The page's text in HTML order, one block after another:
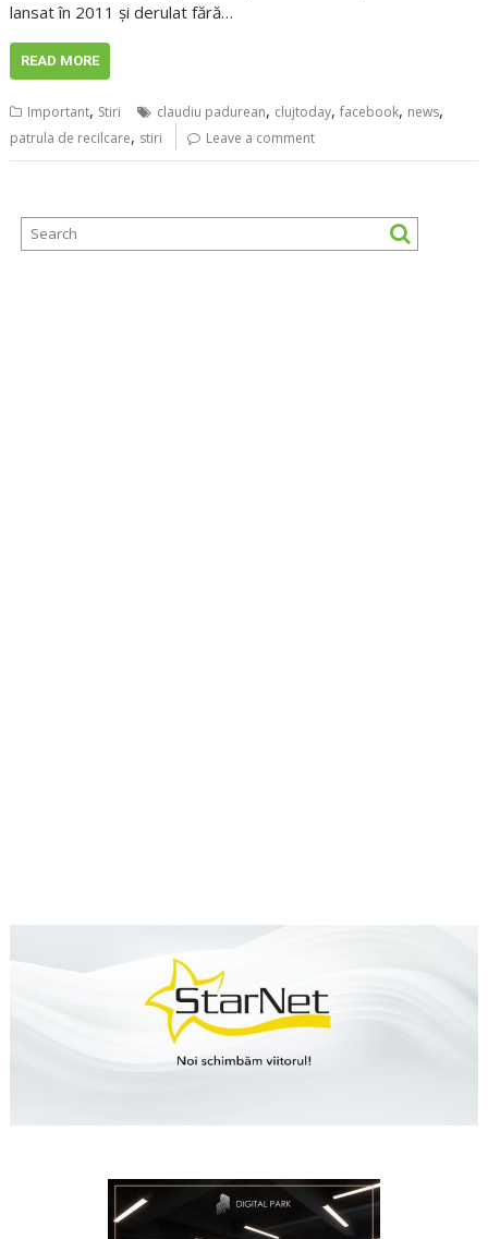
lansat în 2011 și derulat fără…
READ MORE
Important, Stiri claudiu padurean, clujtoday,facebook, news,
patrula de recilcare, stiri Leave a comment